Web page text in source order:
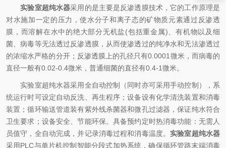
实验室超纯水器采用的是主要是反渗透膜技术，它的工作原理是
对水施加一定的压力，使水分子和离子态的矿物质元素通过反渗透
膜，而溶解在水中的绝大部分无机盐(包括重金属)、有机物以及细
菌、病毒等无法透过反渗透膜，从而使渗透过的纯净水和无法渗透过
的浓缩水严格的分开；反渗透膜上的孔径只有0.0001微米，而病毒的
直径一般有0.02-0.4微米，普通细菌的直径有0.4-1微米。
实验室超纯水器采用全自动控制（同时亦可采用手动控制），系
统运行时可设定自动反洗、再生程序；设备设有化学清洗装置和消毒
装置；循环输送管道装有紫外线杀菌器和微孔过滤器，保证纯水符合
卫生要求；设备安全、节能环保。具备预约定时热消毒功能：无需人
员值守，全自动完成，并记录消毒过程和消毒温度。实验室超纯水器
采用PLC与单片机控制智能分段式加热系统，确保循环管路末端消毒